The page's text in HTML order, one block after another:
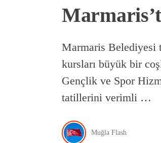
Marmaris Belediyesi
kursları büyük bir
Gençlik ve Spor
tatillerini verimli …
Muğla Flash